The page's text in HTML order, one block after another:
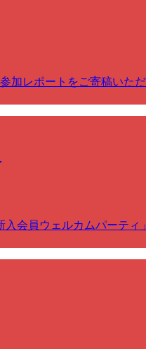
加レポートをご寄稿い
会員ウェルカムパーテ